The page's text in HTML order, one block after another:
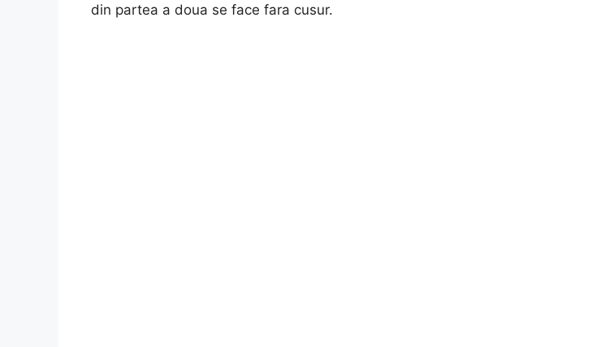
din partea a doua se face fara cusur.